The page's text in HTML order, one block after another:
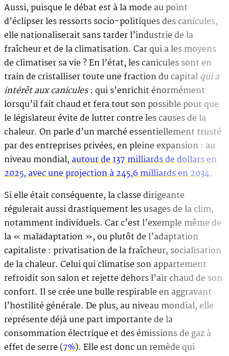
Aussi, puisque le débat est à la mode au point
d’éclipser les ressorts socio-politiques des canicules,
elle nationaliserait sans tarder l’industrie de la
fraîcheur et de la climatisation. Car qui a les moyens
de climatiser sa vie ? En l’état, les canicules sont en
train de cristalliser toute une fraction du capitalqui a
intérêt aux canicules: qui s’enrichit énormément
lorsqu’il fait chaud et fera tout son possible pour que
le législateur évite de lutter contre les causes de la
chaleur. On parle d’un marché essentiellement trusté
par des entreprises privées, en pleine expansion : au
niveau mondial,autour de 137 milliards de dollars en
2025, avec une projection à 245,6 milliards en 2034.
Si elle était conséquente, la classe dirigeante
régulerait aussi drastiquement les usages de la clim,
notamment individuels. Car c’est l’exemple même de
la « maladaptation », ou plutôt de l’adaptation
capitaliste : privatisation de la fraîcheur, socialisation
de la chaleur. Celui qui climatise son appartement
refroidit son salon et rejette dehors l’air chaud de son
confort. Il se crée une bulle respirable en aggravant
l’hostilité générale. De plus, au niveau mondial, elle
représente déjà une part importante de la
consommation électrique et des émissions de gaz à
effet de serre (7%). Elle est donc un remède qui